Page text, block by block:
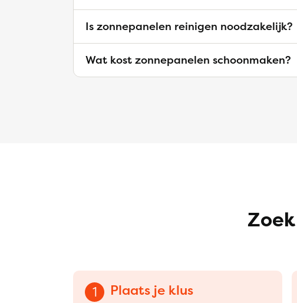
Is zonnepanelen reinigen noodzakelijk?
Wat kost zonnepanelen schoonmaken?
1 Plaats je klus